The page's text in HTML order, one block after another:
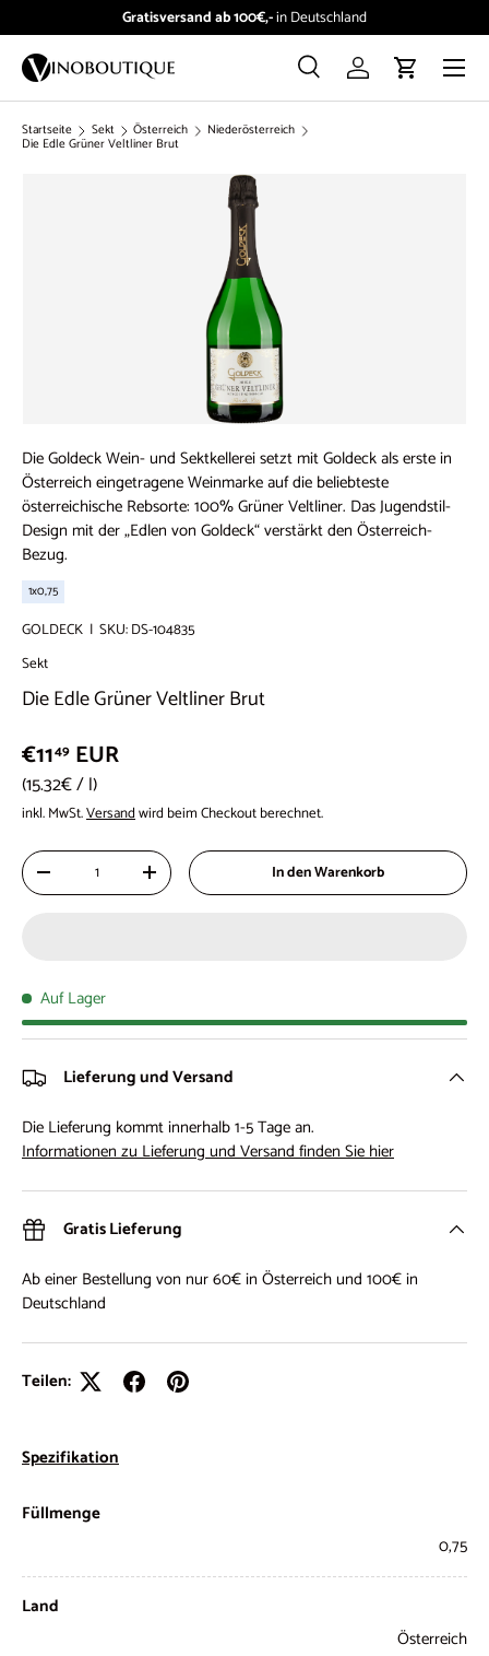
Direkt zum Inhalt
Gratisversand ab 100€,-in Deutschland
Suchen
Suchen
Suche Einloggen
Menü
Startseite Sekt Österreich Niederösterreich
Die Edle Grüner Veltliner Brut
Die Goldeck Wein- und Sektkellerei setzt mit Goldeck als erste in
Österreich eingetragene Weinmarke auf die beliebteste
österreichische Rebsorte: 100% Grüner Veltliner. Das Jugendstil-
Design mit der „Edlen von Goldeck“ verstärkt den Österreich-
Bezug.
1x0,75
GOLDECK | SKU:DS-104835
Sekt
Die Edle Grüner Veltliner Brut
€1149 EUR
Grundpreis
15.32€/l
inkl. MwSt.Versandwird beim Checkout berechnet.
Anzahl
- + In den Warenkorb
Auf Lager
Lieferung und Versand
Die Lieferung kommt innerhalb 1-5 Tage an.
Informationen zu Lieferung und Versand finden Sie hier
Gratis Lieferung
Ab einer Bestellung von nur 60€ in Österreich und 100€ in
Deutschland
Teilen:
Spezifikation
Füllmenge
0,75
Land
Österreich